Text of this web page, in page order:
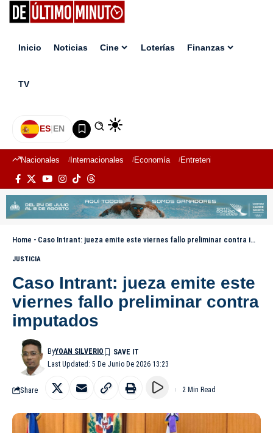
Inicio Noticias Cine Loterías Finanzas
TV
ES|EN
Nacionales Internacionales Economía Entretenimiento
Home - Caso Intrant: jueza emite este viernes fallo preliminar contra imputados
JUSTICIA
Caso Intrant: jueza emite este
viernes fallo preliminar contra
imputados
Last Updated: 5 De Junio De 2026 13:23
ByYOAN SILVERIO
Share 2 Min Read